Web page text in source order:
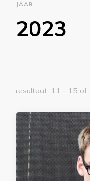
JAAR
2023
resultaat: 11 - 15 of